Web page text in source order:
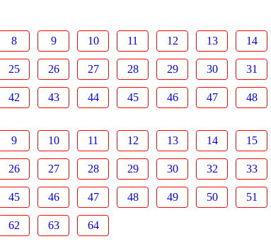
8 9 10 11 12 13 14
25 26 27 28 29 30 31
42 43 44 45 46 47 48
9 10 11 12 13 14 15
26 27 28 29 30 32 33
45 46 47 48 49 50 51
62 63 64